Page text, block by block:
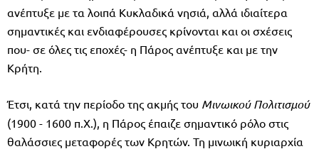
ανέπτυξε με τα λοιπά Κυκλαδικά νησιά, αλλά ιδιαίτερα
σημαντικές και ενδιαφέρουσες κρίνονται και οι σχέσεις
που- σε όλες τις εποχές- η Πάρος ανέπτυξε και με την
Κρήτη.
Έτσι, κατά την περίοδο της ακμής του Μινωικού Πολιτισμού
(1900 - 1600 π.Χ.), η Πάρος έπαιζε σημαντικό ρόλο στις
θαλάσσιες μεταφορές των Κρητών. Τη μινωική κυριαρχία